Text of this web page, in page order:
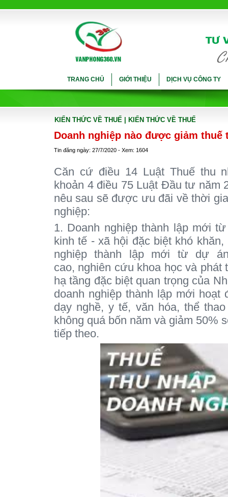
TRANG CHỦ GIỚI THIỆU DỊCH VỤ CÔNG TY
KIẾN THỨC VỀ THUẾ | KIẾN THỨC VỀ THUẾ
Doanh nghiệp nào được giảm thuế
Tin đăng ngày: 27/7/2020 - Xem: 1604
Căn cứ điều 14 Luật Thuế thu
khoản 4 điều 75 Luật Đầu tư năm
nêu sau sẽ được ưu đãi về thời
nghiệp:
1. Doanh nghiệp thành lập mới
kinh tế - xã hội đặc biệt khó
nghiệp thành lập mới từ dự
cao, nghiên cứu khoa học và
hạ tầng đặc biệt quan trọng của
doanh nghiệp thành lập mới
dạy nghề, y tế, văn hóa, thể
không quá bốn năm và giảm 50%
tiếp theo.